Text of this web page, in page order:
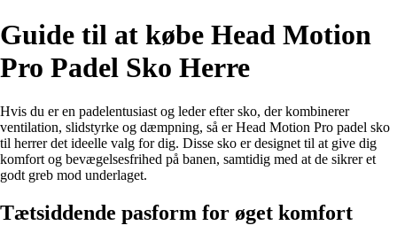
Guide til at købe Head Motion
Pro Padel Sko Herre
Hvis du er en padelentusiast og leder efter sko, der kombinerer
ventilation, slidstyrke og dæmpning, så er Head Motion Pro padel sko
til herrer det ideelle valg for dig. Disse sko er designet til at give dig
komfort og bevægelsesfrihed på banen, samtidig med at de sikrer et
godt greb mod underlaget.
Tætsiddende pasform for øget komfort